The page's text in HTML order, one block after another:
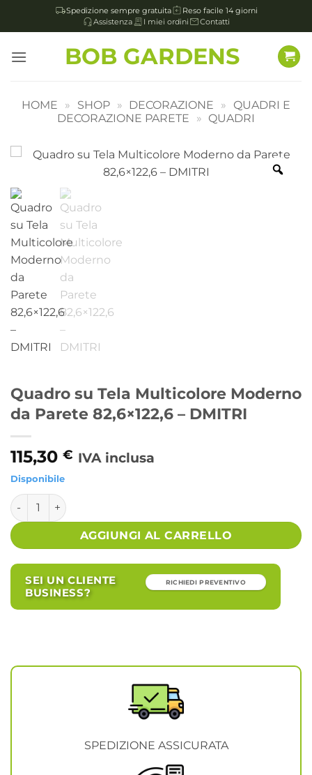
Spedizione sempre gratuita
Reso facile 14 giorni
Assistenza
I miei ordini Contatti
BOB GARDENS
HOME » SHOP » DECORAZIONE »
QUADRI E
DECORAZIONE PARETE
» QUADRI
Quadro su Tela Multicolore Moderno
da Parete 82,6×122,6 – DMITRI
115,30 € IVA inclusa
Disponibile
Quadro su Tela Multicolore Moderno da Parete 82,6x122,6
AGGIUNGI AL CARRELLO
Alternative:
SEI UN CLIENTE
BUSINESS?
RICHIEDI PREVENTIVO
SPEDIZIONE ASSICURATA